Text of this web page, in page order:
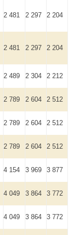
2 481 2 297 2 204
2 481 2 297 2 204
2 489 2 304 2 212
2 789 2 604 2 512
2 789 2 604 2 512
2 789 2 604 2 512
4 154 3 969 3 877
4 049 3 864 3 772
4 049 3 864 3 772